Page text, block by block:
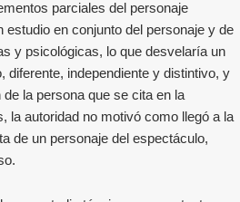
parciales del personaje
estudio en conjunto del personaje y de
y psicológicas, lo que desvelaría un
diferente, independiente y distintivo, y
la persona que se cita en la
la autoridad no motivó como llegó a la
de un personaje del espectáculo,